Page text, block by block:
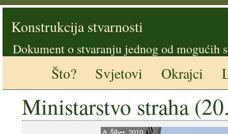
Konstrukcija stvarnosti
Dokument o stvaranju jednog od mogućih
Što? Svjetovi Okrajci
Ministarstvo straha